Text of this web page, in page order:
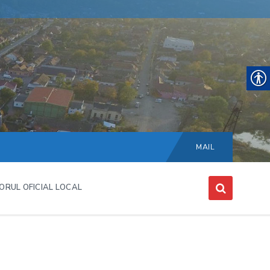
Choose
language:
MAIL
OFICIAL LOCAL